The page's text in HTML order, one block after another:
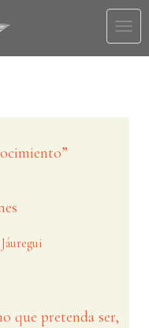
que pretenda ser,